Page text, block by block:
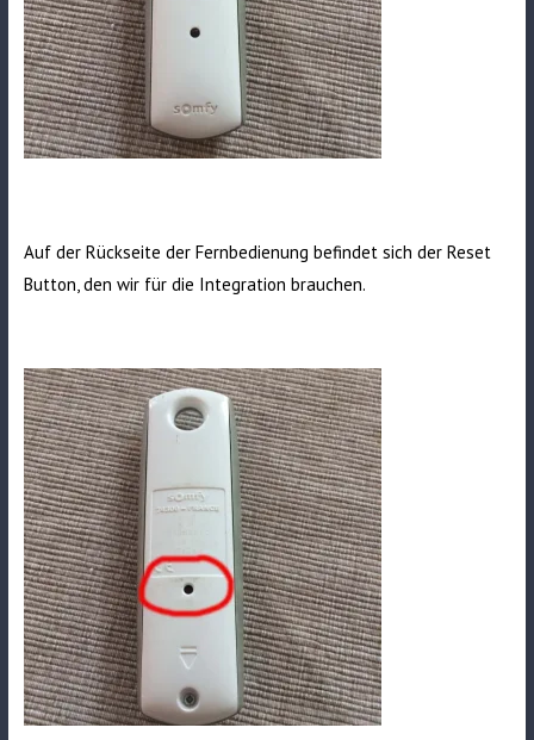
Auf der Rückseite der Fernbedienung befindet sich der Reset
Button, den wir für die Integration brauchen.